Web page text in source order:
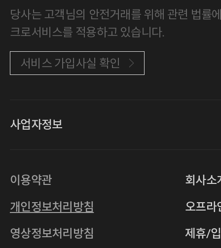
당사는 고객님의 안전거래를 위해 관련 법률
크로서비스를 적용하고 있습니다.
서비스 가입사실 확인
사업자정보
사업자등록번호
통신판매업 2011-서울중구-0149
주소 서울특별시 중구 다산로14길 12 (신당
이용약관
개인정보처리방침
영상정보처리방침
회사소
오프라
제휴/